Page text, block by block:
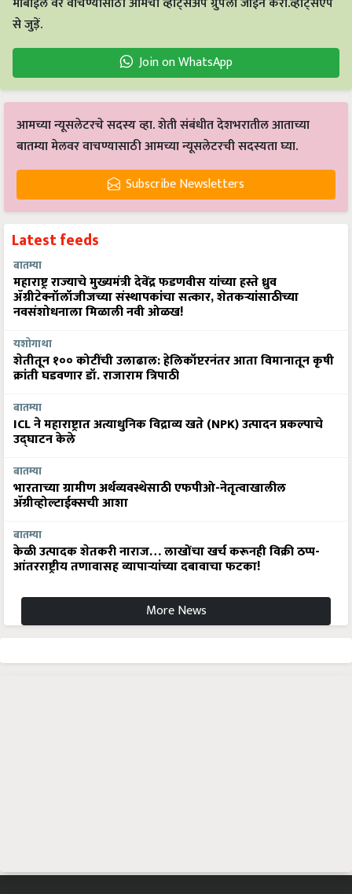
से जुड़ें.
Join on WhatsApp
आमच्या न्यूसलेटरचे सदस्य व्हा. शेती संबंधीत देशभरातील आताच्या
बातम्या मेलवर वाचण्यासाठी आमच्या न्यूसलेटरची सदस्यता घ्या.
Subscribe Newsletters
Latest feeds
बातम्या
महाराष्ट्र राज्याचे मुख्यमंत्री देवेंद्र फडणवीस यांच्या हस्ते ध्रुव
ॲग्रीटेक्नॉलॉजीजच्या संस्थापकांचा सत्कार, शेतकऱ्यांसाठीच्या
नवसंशोधनाला मिळाली नवी ओळख!
यशोगाथा
शेतीतून १०० कोटींची उलाढाल: हेलिकॉप्टरनंतर आता विमानातून कृषी
क्रांती घडवणार डॉ. राजाराम त्रिपाठी
बातम्या
ICL ने महाराष्ट्रात अत्याधुनिक विद्राव्य खते (NPK) उत्पादन प्रकल्पाचे
उद्घाटन केले
बातम्या
भारताच्या ग्रामीण अर्थव्यवस्थेसाठी एफपीओ-नेतृत्वाखालील
अ‍ॅग्रीव्होल्टाईक्सची आशा
बातम्या
केळी उत्पादक शेतकरी नाराज… लाखोंचा खर्च करूनही विक्री ठप्प-
आंतरराष्ट्रीय तणावासह व्यापाऱ्यांच्या दबावाचा फटका!
More News